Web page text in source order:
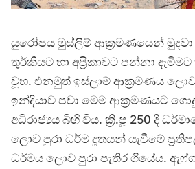
යුරෝපය මුස්ලිම් ආක්‍රමණයෙන්
තුර්කියට හා අප්‍රිකාවට පන්නා
වූහ. එනමුත් ඉස්ලාම් ආක්‍රමණය ලොව
ඉන්දියාව පවා මෙම ආක්‍රමණයට
අධිරාජ්‍යය බිහි විය. ක්‍රි.පූ 250 දී
ලොව පුරා ධර්ම දූතයන් යැවීමේ
ධර්මය ලොව පුරා පැතිර ගියේය.